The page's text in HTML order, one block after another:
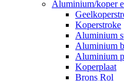
Aluminium/koper
Koperstroke
Aluminium
Aluminium
Aluminium
Koperplaat
Brons Rol